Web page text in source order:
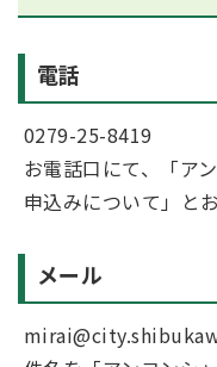
電話
0279-25-8419
お電話口にて、「ア
申込みについて」と
メール